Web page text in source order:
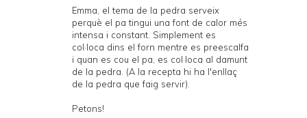
Emma, el tema de la pedra serveix
perquè el pa tingui una font de calor més
intensa i constant. Simplement es
col·loca dins el forn mentre es preescalfa
i quan es cou el pa, es col·loca al damunt
de la pedra. (A la recepta hi ha l'enllaç
de la pedra que faig servir).
Petons!